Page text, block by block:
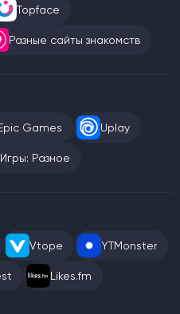
Topface
Разные сайты знакомств
Games Uplay
Игры: Разное
Vtope YTMonster
Likes.fm